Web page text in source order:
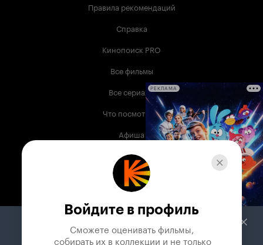
Правила рекомендаций
Справка
Кинопоиск PRO
Все фильмы
Все сериалы
Что посмотреть
Афиша
Музыка
Телепрограмма
Служба поддержки
РЕКЛАМА
Войдите в профиль
Сможете оценивать фильмы,
собирать их в коллекции и не только